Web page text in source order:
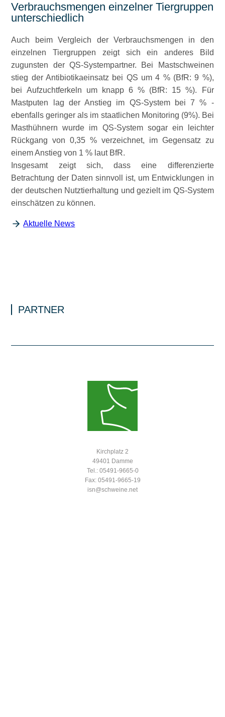
Verbrauchsmengen einzelner Tiergruppen
unterschiedlich
Auch beim Vergleich der Verbrauchsmengen in den
einzelnen Tiergruppen zeigt sich ein anderes Bild
zugunsten der QS-Systempartner. Bei Mastschweinen
stieg der Antibiotikaeinsatz bei QS um 4 % (BfR: 9 %),
bei Aufzuchtferkeln um knapp 6 % (BfR: 15 %). Für
Mastputen lag der Anstieg im QS-System bei 7 % -
ebenfalls geringer als im staatlichen Monitoring (9%). Bei
Masthühnern wurde im QS-System sogar ein leichter
Rückgang von 0,35 % verzeichnet, im Gegensatz zu
einem Anstieg von 1 % laut BfR.
Insgesamt zeigt sich, dass eine differenzierte
Betrachtung der Daten sinnvoll ist, um Entwicklungen in
der deutschen Nutztierhaltung und gezielt im QS-System
einschätzen zu können.
Aktuelle News
PARTNER
Kirchplatz 2
49401 Damme
Tel.: 05491-9665-0
Fax: 05491-9665-19
isn@schweine.net